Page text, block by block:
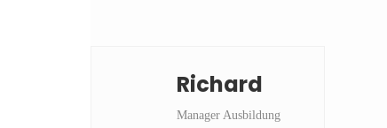
Richard
Manager Ausbildung